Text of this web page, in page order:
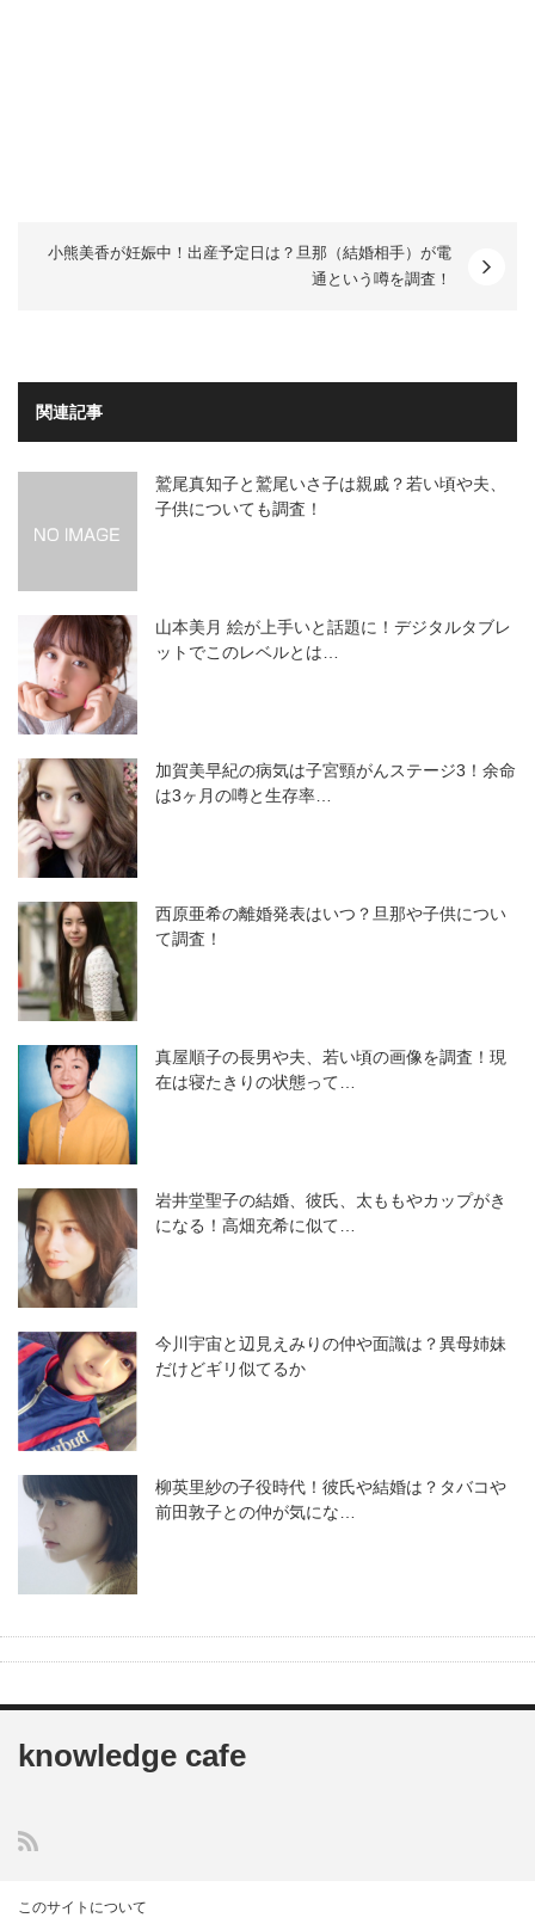
小熊美香が妊娠中！出産予定日は？旦那（結婚相手）が電
通という噂を調査！
関連記事
鷲尾真知子と鷲尾いさ子は親戚？若い頃や夫、
子供についても調査！
山本美月 絵が上手いと話題に！デジタルタブレ
ットでこのレベルとは…
加賀美早紀の病気は子宮頸がんステージ3！余命
は3ヶ月の噂と生存率…
西原亜希の離婚発表はいつ？旦那や子供につい
て調査！
真屋順子の長男や夫、若い頃の画像を調査！現
在は寝たきりの状態って…
岩井堂聖子の結婚、彼氏、太ももやカップがき
になる！高畑充希に似て…
今川宇宙と辺見えみりの仲や面識は？異母姉妹
だけどギリ似てるか
柳英里紗の子役時代！彼氏や結婚は？タバコや
前田敦子との仲が気にな…
knowledge cafe
このサイトについて